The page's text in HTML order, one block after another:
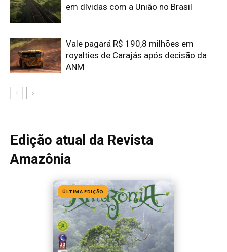
Edição 155· Julho 2026
📖 Ler agora